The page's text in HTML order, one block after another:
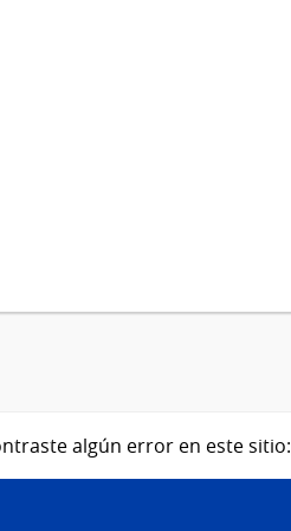
algún error en este sitio: